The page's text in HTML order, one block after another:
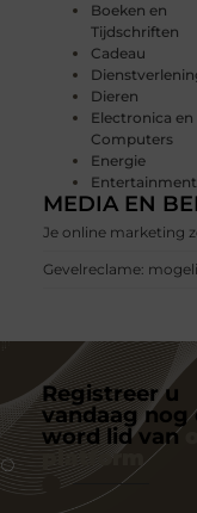
Boeken en
Tijdschriften
Cadeau
Dieren
Electronica en
Computers
Energie
Entertainment
MEDIA EN
Je online marketing
Gevelreclame:
Registreer u
vandaag nog
word lid van
platform